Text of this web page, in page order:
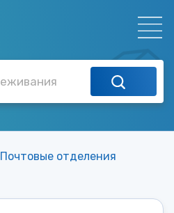
Почтовые отделения